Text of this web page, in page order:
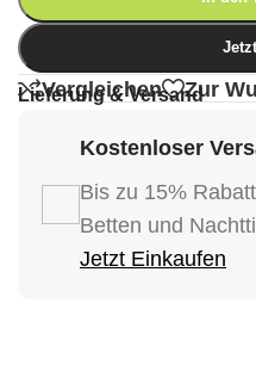
Vergleichen Zur
Lieferung & Versand
Kostenloser
Bis zu 15%
Betten und
Jetzt Einkaufen